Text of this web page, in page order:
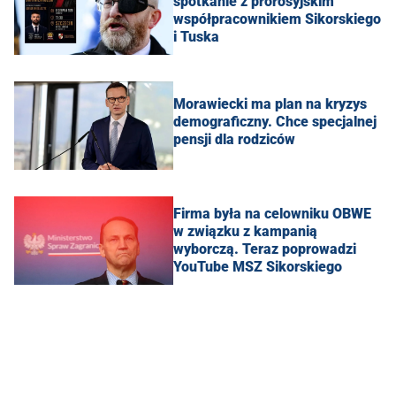
współpracownikiem Sikorskiego
i Tuska
Morawiecki ma plan na kryzys
demograficzny. Chce specjalnej
pensji dla rodziców
Firma była na celowniku OBWE
w związku z kampanią
wyborczą. Teraz poprowadzi
YouTube MSZ Sikorskiego